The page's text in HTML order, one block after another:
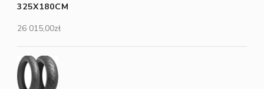
325X180CM
26 015,00zł